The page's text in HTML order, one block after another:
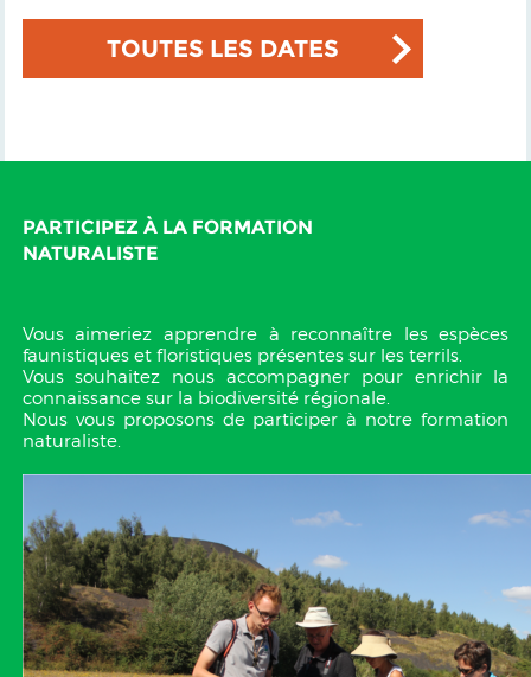
TOUTES LES DATES
PARTICIPEZ À LA FORMATION
NATURALISTE
Vous aimeriez apprendre à reconnaître les espèces
faunistiques et floristiques présentes sur les terrils.
Vous souhaitez nous accompagner pour enrichir la
connaissance sur la biodiversité régionale.
Nous vous proposons de participer à notre formation
naturaliste.